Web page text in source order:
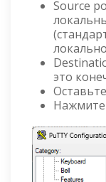
Source
это
Нажмите